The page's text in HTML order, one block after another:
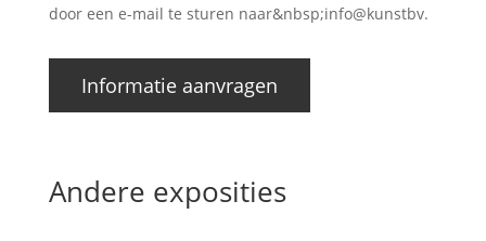
door een e-mail te sturen naar&nbsp;info@kunstbv.
Informatie aanvragen
Andere exposities